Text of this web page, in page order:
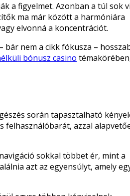
a figyelmet. Azonban a túl sok
ma már között a harmóniára
elvonná a koncentrációt.
bár nem a cikk fókusza –
bónusz casino
során tapasztalható
felhasználóbarát, azzal
sokkal többet ér, mint a
azt az egyensúlyt, amely